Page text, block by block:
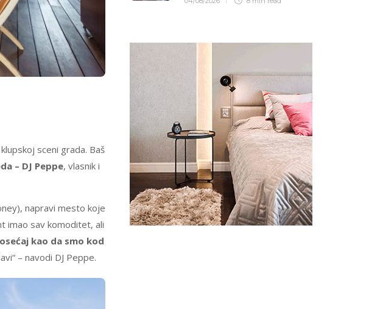
sceni grada. Baš
– DJ Peppe, vlasnik i
napravi mesto koje
imao sav komoditet, ali
kao da smo kod
– navodi DJ Peppe.